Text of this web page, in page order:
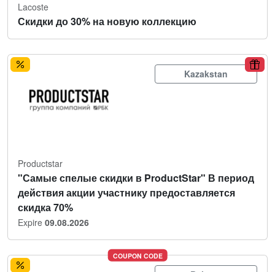
Lacoste
Скидки до 30% на новую коллекцию
Kazakstan
Productstar
"Самые спелые скидки в ProductStar" В период
действия акции участнику предоставляется
скидка 70%
Expire 09.08.2026
COUPON CODE